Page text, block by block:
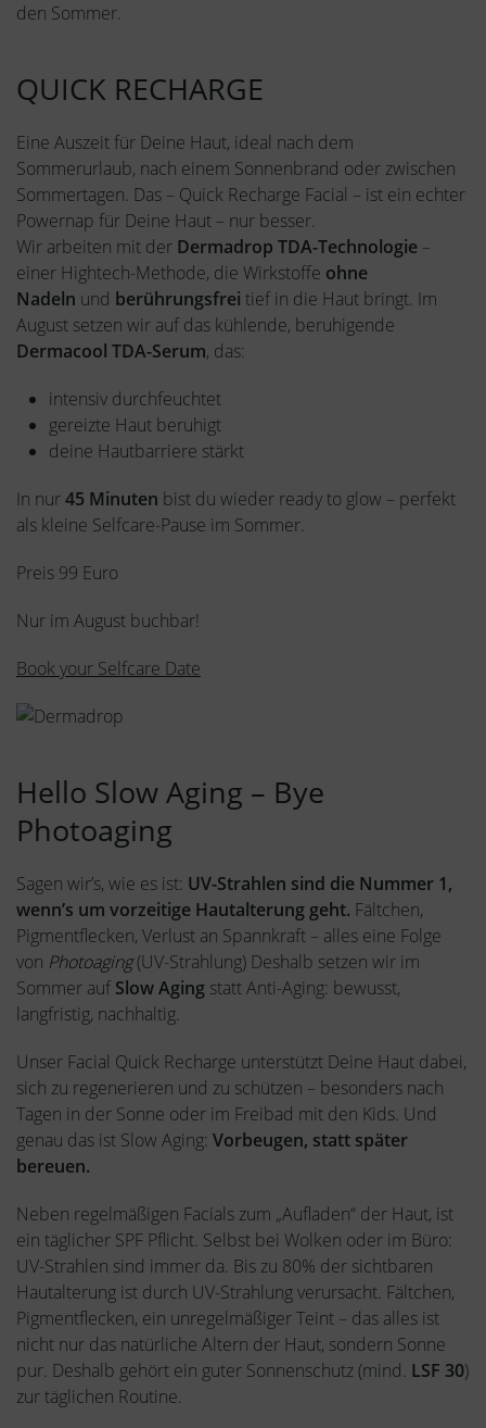
den Sommer.
QUICK RECHARGE
Eine Auszeit für Deine Haut, ideal nach dem
Sommerurlaub, nach einem Sonnenbrand oder zwischen
Sommertagen. Das – Quick Recharge Facial – ist ein echter
Powernap für Deine Haut – nur besser.
Wir arbeiten mit der Dermadrop TDA-Technologie –
einer Hightech-Methode, die Wirkstoffe ohne
Nadeln und berührungsfrei tief in die Haut bringt. Im
August setzen wir auf das kühlende, beruhigende
Dermacool TDA-Serum, das:
intensiv durchfeuchtet
gereizte Haut beruhigt
deine Hautbarriere stärkt
In nur45 Minuten bist du wieder ready to glow – perfekt
als kleine Selfcare-Pause im Sommer.
Preis 99 Euro
Nur im August buchbar!
Book your Selfcare Date
Hello Slow Aging – Bye
Photoaging
Sagen wir’s, wie es ist: UV-Strahlen sind die Nummer 1,
wenn’s um vorzeitige Hautalterung geht. Fältchen,
Pigmentflecken, Verlust an Spannkraft – alles eine Folge
von Photoaging(UV-Strahlung) Deshalb setzen wir im
Sommer aufSlow Aging statt Anti-Aging: bewusst,
langfristig, nachhaltig.
Unser Facial Quick Recharge unterstützt Deine Haut dabei,
sich zu regenerieren und zu schützen – besonders nach
Tagen in der Sonne oder im Freibad mit den Kids. Und
genau das ist Slow Aging: Vorbeugen, statt später
bereuen.
Neben regelmäßigen Facials zum „Aufladen“ der Haut, ist
ein täglicher SPF Pflicht. Selbst bei Wolken oder im Büro:
UV-Strahlen sind immer da. Bis zu 80% der sichtbaren
Hautalterung ist durch UV-Strahlung verursacht. Fältchen,
Pigmentflecken, ein unregelmäßiger Teint – das alles ist
nicht nur das natürliche Altern der Haut, sondern Sonne
pur. Deshalb gehört ein guter Sonnenschutz (mind. LSF 30)
zur täglichen Routine.